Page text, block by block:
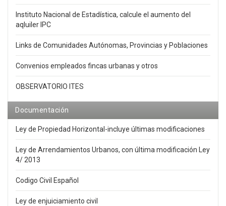
Instituto Nacional de Estadística, calcule el aumento del
aqluiler IPC
Links de Comunidades Autónomas, Provincias y Poblaciones
Convenios empleados fincas urbanas y otros
OBSERVATORIO ITES
Documentación
Ley de Propiedad Horizontal-incluye últimas modificaciones
Ley de Arrendamientos Urbanos, con última modificación Ley
4/ 2013
Codigo Civil Español
Ley de enjuiciamiento civil